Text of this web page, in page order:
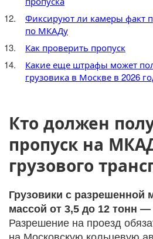
Фиксируют ли камеры факт
по МКАДу
Как проверить пропуск
Какие еще штрафы может
грузовика в Москве в 2026
Кто должен
пропуск на
грузового
Грузовики с разрешенной
массой от 3,5 до 12 тонн —
Разрешение на проезд